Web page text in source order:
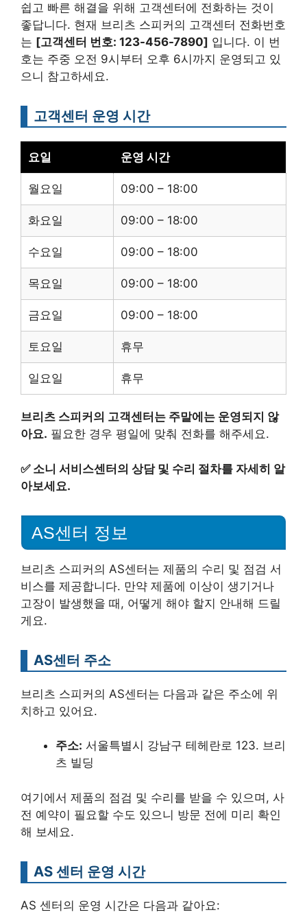
쉽고 빠른 해결을 위해 고객센터에 전화하는 것이
좋답니다. 현재 브리츠 스피커의 고객센터 전화번호
는 [고객센터 번호: 123-456-7890] 입니다. 이 번
호는 주중 오전 9시부터 오후 6시까지 운영되고 있
으니 참고하세요.
고객센터 운영 시간
요일 운영 시간
월요일 09:00 – 18:00
화요일 09:00 – 18:00
수요일 09:00 – 18:00
목요일 09:00 – 18:00
금요일 09:00 – 18:00
토요일 휴무
일요일 휴무
브리츠 스피커의 고객센터는 주말에는 운영되지 않
아요. 필요한 경우 평일에 맞춰 전화를 해주세요.
✅ 소니 서비스센터의 상담 및 수리 절차를 자세히 알
아보세요.
AS센터 정보
브리츠 스피커의 AS센터는 제품의 수리 및 점검 서
비스를 제공합니다. 만약 제품에 이상이 생기거나
고장이 발생했을 때, 어떻게 해야 할지 안내해 드릴
게요.
AS센터 주소
브리츠 스피커의 AS센터는 다음과 같은 주소에 위
치하고 있어요.
주소: 서울특별시 강남구 테헤란로 123. 브리
츠 빌딩
여기에서 제품의 점검 및 수리를 받을 수 있으며, 사
전 예약이 필요할 수도 있으니 방문 전에 미리 확인
해 보세요.
AS 센터 운영 시간
AS 센터의 운영 시간은 다음과 같아요: